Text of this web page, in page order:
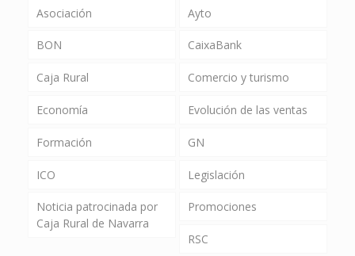
Asociación Ayto
BON CaixaBank
Caja Rural Comercio y turismo
Economía Evolución de las ventas
Formación GN
ICO Legislación
Noticia patrocinada por
Caja Rural de Navarra
Promociones
RSC